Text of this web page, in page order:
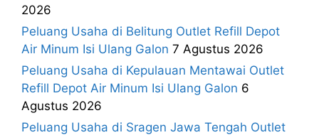
2026
Peluang Usaha di Belitung Outlet Refill Depot
Air Minum Isi Ulang Galon 7 Agustus 2026
Peluang Usaha di Kepulauan Mentawai Outlet
Refill Depot Air Minum Isi Ulang Galon 6
Agustus 2026
Peluang Usaha di Sragen Jawa Tengah Outlet